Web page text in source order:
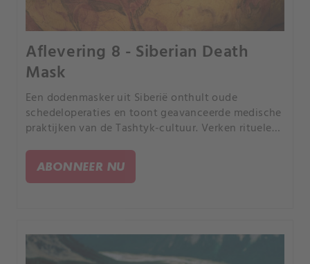
Aflevering 8 - Siberian Death
Mask
Een dodenmasker uit Siberië onthult oude
schedeloperaties en toont geavanceerde medische
praktijken van de Tashtyk-cultuur. Verken rituelen
kannibalistische begrafenispraktijken in grotten in
heel Europa.
ABONNEER NU